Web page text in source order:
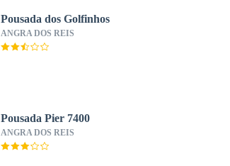
Pousada dos Golfinhos
ANGRA DOS REIS
Pousada Pier 7400
ANGRA DOS REIS